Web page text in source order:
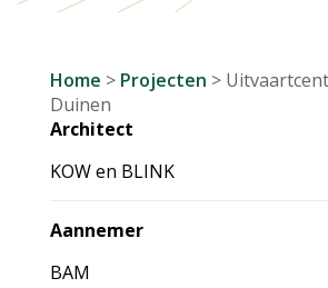
Home > Projecten >
Duinen
Architect
KOW en BLINK
Aannemer
BAM